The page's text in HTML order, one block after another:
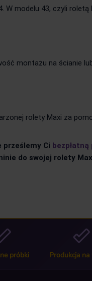
modelu 43, czyli
montażu na ścianie
rolety Maxi za
Ci bezpłatną
do swojej rolety
próbki Produkcja